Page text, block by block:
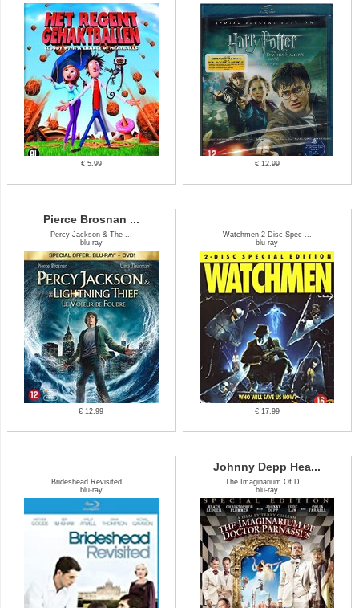
€ 5.99 € 12.99
Pierce Brosnan ...
Percy Jackson & The ...
blu-ray
€ 12.99
Watchmen 2-Disc Spec ...
blu-ray
€ 17.99
Brideshead Revisited ...
blu-ray
Johnny Depp Hea...
The Imaginarium Of D ...
blu-ray